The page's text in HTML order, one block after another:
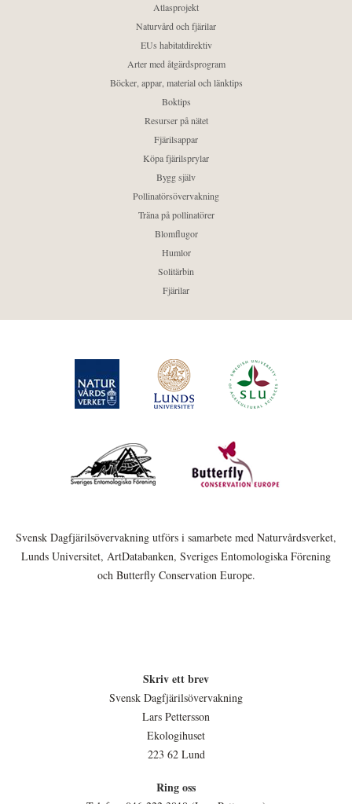
Atlasprojekt
Naturvård och fjärilar
EUs habitatdirektiv
Arter med åtgärdsprogram
Böcker, appar, material och länktips
Boktips
Resurser på nätet
Fjärilsappar
Köpa fjärilsprylar
Bygg själv
Pollinatörsövervakning
Träna på pollinatörer
Blomflugor
Humlor
Solitärbin
Fjärilar
Svensk Dagfjärilsövervakning utförs i samarbete med Naturvårdsverket,
Lunds Universitet, ArtDatabanken, Sveriges Entomologiska Förening
och Butterfly Conservation Europe.
Skriv ett brev
Svensk Dagfjärilsövervakning
Lars Pettersson
Ekologihuset
223 62 Lund
Ring oss